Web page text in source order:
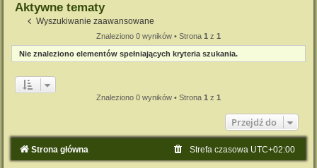
Aktywne tematy
Wyszukiwanie zaawansowane
Znaleziono 0 wyników • Strona 1 z 1
Nie znaleziono elementów spełniających kryteria szukania.
Znaleziono 0 wyników • Strona 1 z 1
Przejdź do
Strona główna Strefa czasowa UTC+02:00